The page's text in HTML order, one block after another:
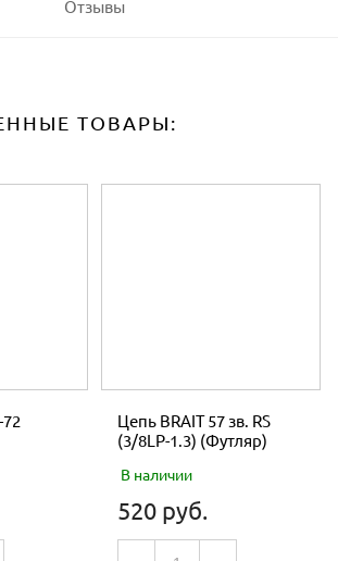
Отзывы
ТОВАРЫ:
Цепь BRAIT 57 зв. RS
(3/8LP-1.3) (Футляр)
В наличии
520 руб.